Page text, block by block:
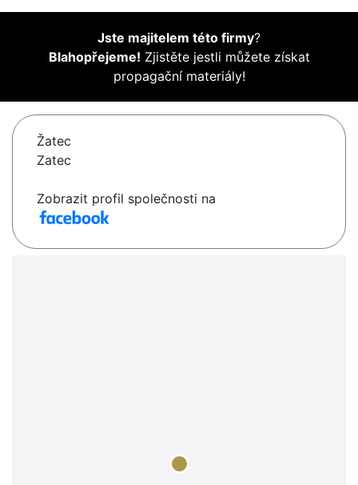
Jste majitelem této firmy?
Blahopřejeme! Zjistěte jestli můžete získat
propagační materiály!
Žatec
Zatec
Zobrazit profil společnosti na